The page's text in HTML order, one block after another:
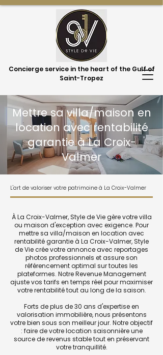
Concierge service in the heart of the Gulf of
Saint-Tropez
Mettre sa villa/maison en
location avec rentabilité
garantie à La Croix-
Valmer
L'art de valoriser votre patrimoine à La Croix-Valmer
À La Croix-Valmer, Style de Vie gère votre villa
ou maison d'exception avec exigence. Pour
mettre sa villa/maison en location avec
rentabilité garantie à La Croix-Valmer, Style
de Vie crée votre annonce avec reportages
photos professionnels et assure son
référencement optimal sur toutes les
plateformes. Notre Revenue Management
ajuste vos tarifs en temps réel pour maximiser
votre rentabilité tout au long de la saison.
Forts de plus de 30 ans d'expertise en
valorisation immobilière, nous présentons
votre bien sous son meilleur jour. Notre objectif
: faire de votre location saisonnière une
source de revenus stable tout en préservant
votre tranquillité.